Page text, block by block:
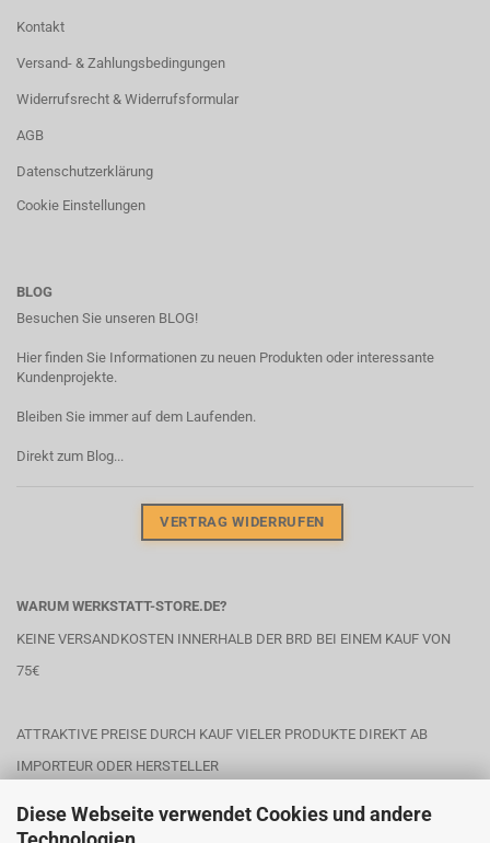
Diese Webseite verwendet Cookies und andere
Kontakt
Versand- & Zahlungsbedingungen
Widerrufsrecht & Widerrufsformular
AGB
Datenschutzerklärung
Cookie Einstellungen
BLOG
Besuchen Sie unseren BLOG!
Hier finden Sie Informationen zu neuen Produkten oder interessante
Kundenprojekte.
Bleiben Sie immer auf dem Laufenden.
Direkt zum Blog...
VERTRAG WIDERRUFEN
WARUM WERKSTATT-STORE.DE?
KEINE VERSANDKOSTEN INNERHALB DER BRD BEI EINEM KAUF VON
75€
ATTRAKTIVE PREISE DURCH KAUF VIELER PRODUKTE DIREKT AB
IMPORTEUR ODER HERSTELLER